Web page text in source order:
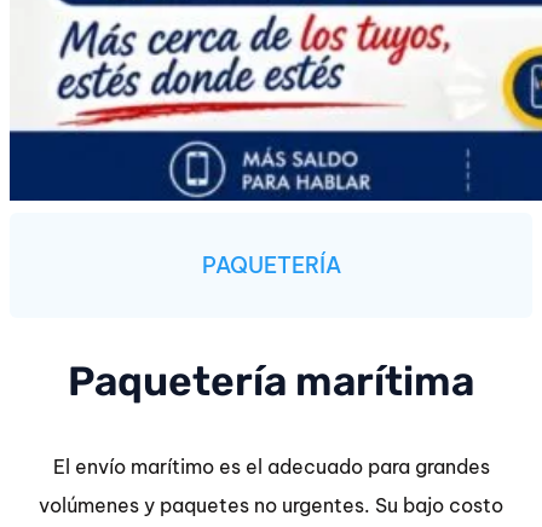
PAQUETERÍA
Paquetería marítima
El envío marítimo es el adecuado para grandes
volúmenes y paquetes no urgentes. Su bajo costo